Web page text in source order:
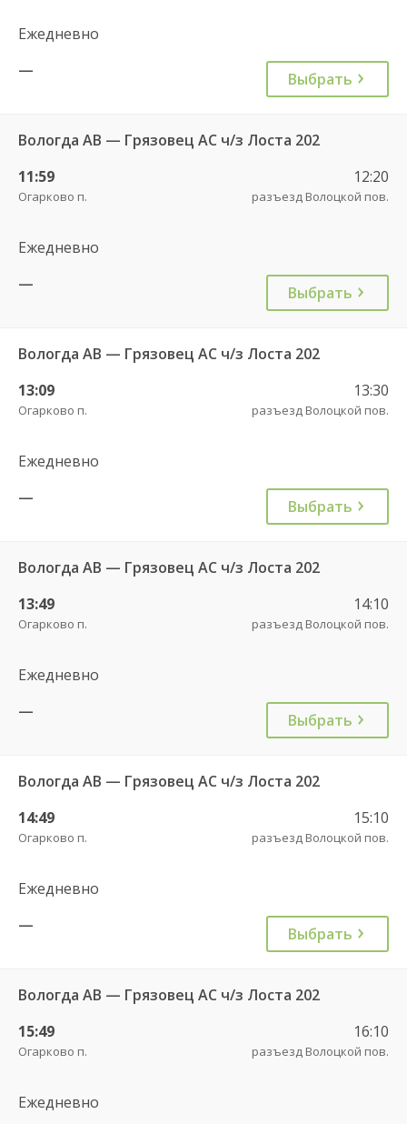
Ежедневно
—
Выбрать
Вологда АВ — Грязовец АС ч/з Лоста 202
11:59
Огарково п.
12:20
разъезд Волоцкой пов.
Ежедневно
—
Выбрать
Вологда АВ — Грязовец АС ч/з Лоста 202
13:09
Огарково п.
13:30
разъезд Волоцкой пов.
Ежедневно
—
Выбрать
Вологда АВ — Грязовец АС ч/з Лоста 202
13:49
Огарково п.
14:10
разъезд Волоцкой пов.
Ежедневно
—
Выбрать
Вологда АВ — Грязовец АС ч/з Лоста 202
14:49
Огарково п.
15:10
разъезд Волоцкой пов.
Ежедневно
—
Выбрать
Вологда АВ — Грязовец АС ч/з Лоста 202
15:49
Огарково п.
16:10
разъезд Волоцкой пов.
Ежедневно